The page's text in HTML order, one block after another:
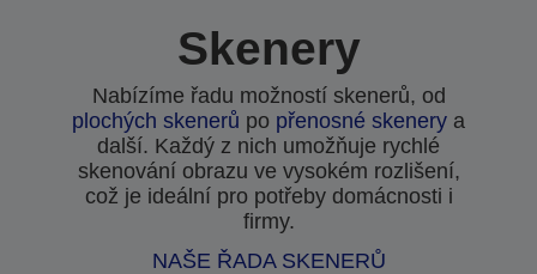
Skenery
Nabízíme řadu možností skenerů, od
plochých skenerů po přenosné skenery a
další. Každý z nich umožňuje rychlé
skenování obrazu ve vysokém rozlišení,
což je ideální pro potřeby domácnosti i
firmy.
NAŠE ŘADA SKENERŮ